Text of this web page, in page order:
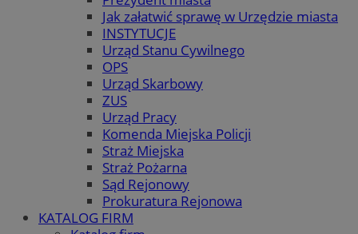
Jak załatwić sprawę w Urzędzie miasta
INSTYTUCJE
Urząd Stanu Cywilnego
OPS
Urząd Skarbowy
ZUS
Urząd Pracy
Komenda Miejska Policji
Straż Miejska
Straż Pożarna
Sąd Rejonowy
Prokuratura Rejonowa
KATALOG FIRM